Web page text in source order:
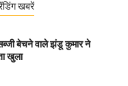
खबरें
बेचने वाले झंडू कुमार ने
खुला